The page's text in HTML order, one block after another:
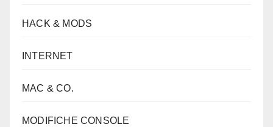
HACK & MODS
INTERNET
MAC & CO.
MODIFICHE CONSOLE